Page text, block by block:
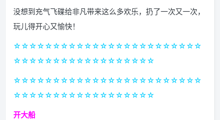
没想到充气飞碟给非凡带来这么多欢乐，扔了一次又一次，
玩儿得开心又愉快！
☆☆☆☆☆☆☆☆☆☆☆☆☆☆☆☆☆☆☆☆☆☆☆☆
☆☆☆☆☆☆☆☆☆☆☆☆☆☆☆☆☆☆
☆☆☆☆☆☆☆☆☆☆☆☆☆☆☆☆☆☆☆☆☆☆☆☆
☆☆☆☆☆☆☆☆☆☆☆☆☆☆☆☆☆☆
开大船